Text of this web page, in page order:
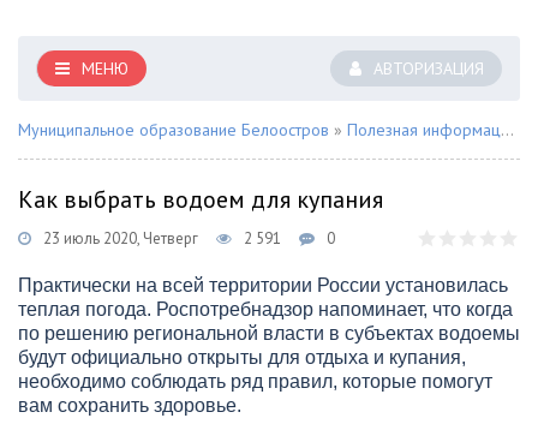
АВТОРИЗАЦИЯ
МЕНЮ
Муниципальное образование Белоостров » Полезная информация для жителей
Как выбрать водоем для купания
23 июль 2020, Четверг 2 591 0
Практически на всей территории России установилась
теплая погода. Роспотребнадзор напоминает, что когда
по решению региональной власти в субъектах водоемы
будут официально открыты для отдыха и купания,
необходимо соблюдать ряд правил, которые помогут
вам сохранить здоровье.